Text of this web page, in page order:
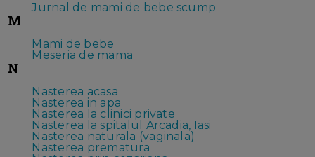
Jurnal de mami de bebe scump
M
Mami de bebe
Meseria de mama
N
Nasterea acasa
Nasterea in apa
Nasterea la clinici private
Nasterea la spitalul Arcadia, Iasi
Nasterea naturala (vaginala)
Nasterea prematura